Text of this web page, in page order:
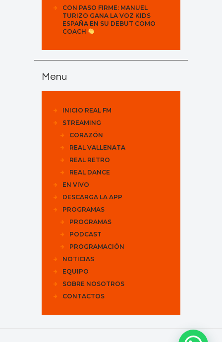
CON PASO FIRME: MANUEL
TURIZO GANA LA VOZ KIDS
ESPAÑA EN SU DEBUT COMO
COACH
Menu
INICIO REAL FM
STREAMING
CORAZÓN
REAL VALLENATA
REAL RETRO
REAL DANCE
EN VIVO
DESCARGA LA APP
PROGRAMAS
PROGRAMAS
PODCAST
PROGRAMACIÓN
NOTICIAS
EQUIPO
SOBRE NOSOTROS
CONTACTOS